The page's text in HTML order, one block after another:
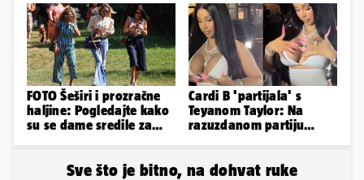
ugovor
FOTO Šeširi i prozračne
haljine: Pogledajte kako
su se dame sredile za
Cardi B 'partijala' s
Teyanom Taylor: Na
razuzdanom partiju
Sve što je bitno, na dohvat ruke